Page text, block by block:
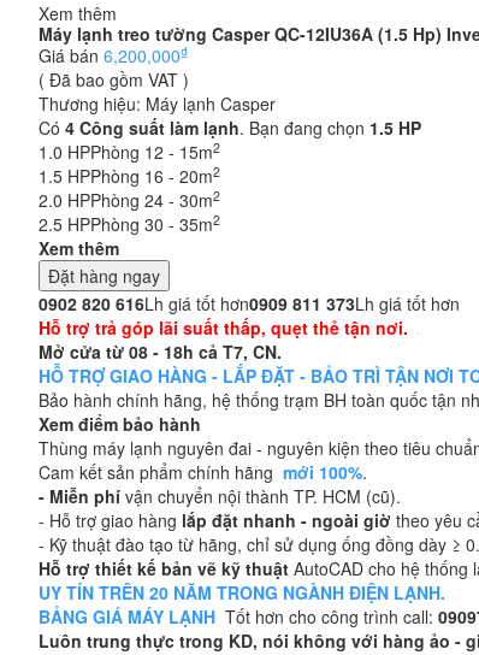
Xem thêm
Máy lạnh treo tường Casper QC-12IU36A (1.5 Hp)
Giá bán 6,200,000₫
( Đã bao gồm VAT )
Thương hiệu: Máy lạnh Casper
Có 4 Công suất làm lạnh. Bạn đang chọn 1.5 HP
1.0 HPPhòng 12 - 15m2
1.5 HPPhòng 16 - 20m2
2.0 HPPhòng 24 - 30m2
2.5 HPPhòng 30 - 35m2
Xem thêm
Đặt hàng ngay
0902 820 616Lh giá tốt hơn0909 811 373Lh giá tốt hơn
Hỗ trợ trả góp lãi suất thấp, quẹt thẻ tận nơi.
Mở cửa từ 08 - 18h cả T7, CN.
HỖ TRỢ GIAO HÀNG - LẮP ĐẶT - BẢO TRÌ TẬN NƠI
Bảo hành chính hãng, hệ thống trạm BH toàn quốc tận
Xem điểm bảo hành
Thùng máy lạnh nguyên đai - nguyên kiện theo tiêu
Cam kết sản phẩm chính hãng mới 100%.
- Miễn phí vận chuyển nội thành TP. HCM (cũ).
- Hỗ trợ giao hàng lắp đặt nhanh - ngoài giờ theo yêu
- Kỹ thuật đào tạo từ hãng, chỉ sử dụng ống đồng dày ≥
Hỗ trợ thiết kế bản vẽ kỹ thuật AutoCAD cho hệ thống
UY TÍN TRÊN 20 NĂM TRONG NGÀNH ĐIỆN LẠNH.
BẢNG GIÁ MÁY LẠNH Tốt hơn cho công trình call:
Luôn trung thực trong KD, nói không với hàng ảo -